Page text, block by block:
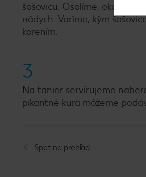
šošovicu. Osolíme,
nádych. Varíme, kým
korením.
3
Na tanier servírujeme
pikantné kura môžeme
Späť na prehľad